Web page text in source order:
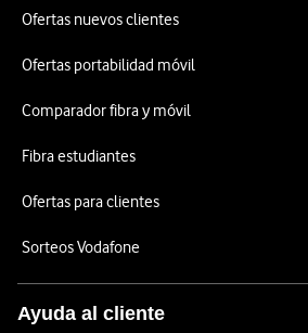
Ofertas nuevos clientes
Ofertas portabilidad móvil
Comparador fibra y móvil
Fibra estudiantes
Ofertas para clientes
Sorteos Vodafone
Ayuda al cliente